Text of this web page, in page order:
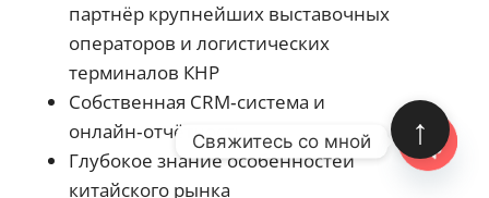
партнёр крупнейших выставочных
операторов и логистических
терминалов КНР
Собственная СRM‑система и
онлайн‑отчётность
Глубокое знание особенностей
китайского рынка
↑
Свяжитесь со мной